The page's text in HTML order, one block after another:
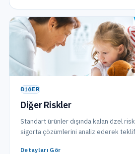
DIĞER
Diğer Riskler
Standart ürünler dışında kalan özel
sigorta çözümlerini analiz ederek
Detayları Gör